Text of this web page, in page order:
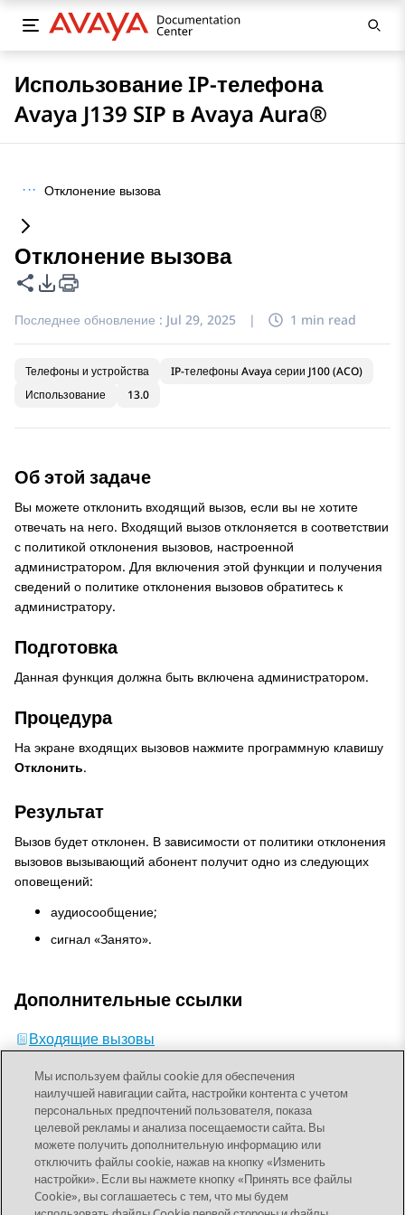
Использование IP-телефона
Avaya J139 SIP в Avaya Aura®
··· Отклонение вызова
Отклонение вызова
Поделиться этой страницей
Параметры экспорта PDF
Последнее обновление : Jul 29, 2025 | 1 min read
Телефоны и устройства
IP-телефоны Avaya серии J100 (ACO)
Использование
13.0
Об этой задаче
Вы можете отклонить входящий вызов, если вы не хотите
отвечать на него. Входящий вызов отклоняется в соответствии
с политикой отклонения вызовов, настроенной
администратором. Для включения этой функции и получения
сведений о политике отклонения вызовов обратитесь к
администратору.
Подготовка
Данная функция должна быть включена администратором.
Процедура
На экране входящих вызовов нажмите программную клавишу
Отклонить.
Результат
Вызов будет отклонен. В зависимости от политики отклонения
вызовов вызывающий абонент получит одно из следующих
оповещений:
аудиосообщение;
сигнал «Занято».
Дополнительные ссылки
Входящие вызовы
Send Feedback
Мы используем файлы cookie для обеспечения
наилучшей навигации сайта, настройки контента с учетом
персональных предпочтений пользователя, показа
целевой рекламы и анализа посещаемости сайта. Вы
можете получить дополнительную информацию или
отключить файлы cookie, нажав на кнопку «Изменить
настройки». Если вы нажмете кнопку «Принять все файлы
Cookie», вы соглашаетесь с тем, что мы будем